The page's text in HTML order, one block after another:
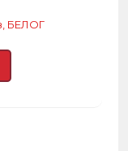
БЕЛОГ